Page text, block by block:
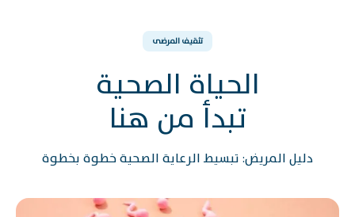
تثقيف المرضى
الحياة الصحية
تبدأ من هنا
دليل المريض: تبسيط الرعاية الصحية خطوة بخطوة